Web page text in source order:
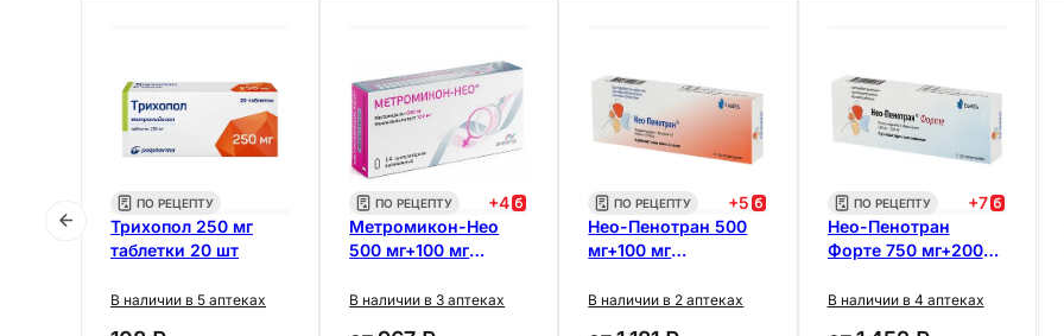
ПО РЕЦЕПТУ
Трихопол 250 мг
таблетки 20 шт
В наличии в 5 аптеках
ПО РЕЦЕПТУ +4
Метромикон-Нео
500 мг+100 мг
вагинальные 14 шт
В наличии в 3 аптеках
ПО РЕЦЕПТУ +5
Нео-Пенотран 500
мг+100 мг
вагинальные 14 шт
В наличии в 2 аптеках
ПО РЕЦЕПТУ +7
Нео-Пенотран
Форте 750 мг+200
вагинальные 7 шт
В наличии в 4 аптеках